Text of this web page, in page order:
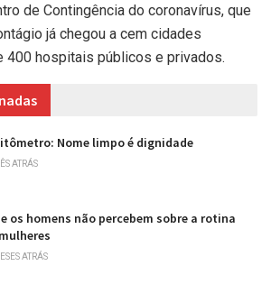
de Contingência do coronavírus, que
já chegou a cem cidades
400 hospitais públicos e privados.
Nome limpo é dignidade
ATRÁS
os homens não percebem sobre a rotina
ATRÁS